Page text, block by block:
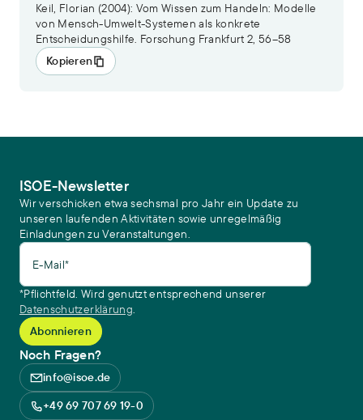
Keil, Florian (2004): Vom Wissen zum Handeln: Modelle
von Mensch-Umwelt-Systemen als konkrete
Entscheidungshilfe. Forschung Frankfurt 2, 56–58
Kopieren
ISOE-Newsletter
Wir verschicken etwa sechsmal pro Jahr ein Update zu
unseren laufenden Aktivitäten sowie unregelmäßig
Einladungen zu Veranstaltungen.
E-Mail*
*Pflichtfeld. Wird genutzt entsprechend unserer
Datenschutzerklärung.
Noch Fragen?
info@isoe.de
+49 69 707 69 19-0